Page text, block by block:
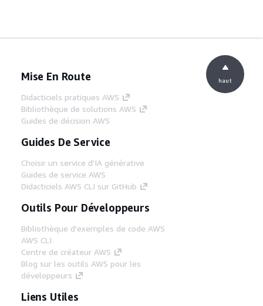
Mise En Route
Didacticiels pratiques AWS
Bibliothèque de solutions AWS
Guides de décision AWS
Guides De Service
Choisir un service d'IA générative
Guides de service AWS
Didacticiels AWS CLI sur GitHub
Outils Pour Développeurs
Bibliothèque d'exemples de code AWS
AWS CLI
Centre de créateur AWS
Blog sur les outils AWS pour les
développeurs
Liens Utiles
haut